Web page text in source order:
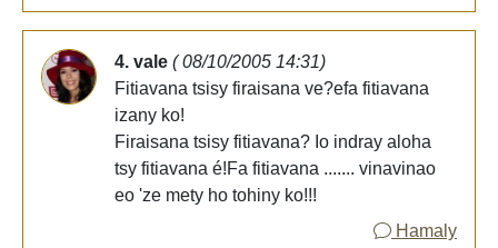
4. vale ( 08/10/2005 14:31)
Fitiavana tsisy firaisana ve?efa fitiavana
izany ko!
Firaisana tsisy fitiavana? Io indray aloha
tsy fitiavana é!Fa fitiavana ....... vinavinao
eo 'ze mety ho tohiny ko!!!
Hamaly